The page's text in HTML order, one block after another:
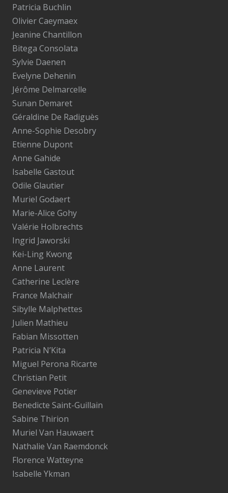
Patricia Buchlin
Olivier Caeymaex
Jeanine Chantillon
Bitega Consolata
Sylvie Daenen
Evelyne Dehenin
Jérôme Delmarcelle
Sunan Demaret
Géraldine De Radiguès
Anne-Sophie Desobry
Etienne Dupont
Anne Gahide
Isabelle Gastout
Odile Glautier
Muriel Godaert
Marie-Alice Gohy
Valérie Holbrechts
Ingrid Jaworski
Kei-Ling Kwong
Anne Laurent
Catherine Leclère
France Malchair
Sibylle Malphettes
Julien Mathieu
Fabian Missotten
Patricia N’Kita
Miguel Perona Ricarte
Christian Petit
Genevieve Potier
Benedicte Saint-Guillain
Sabine Thirion
Muriel Van Hauwaert
Nathalie Van Raemdonck
Florence Watteyne
Isabelle Ykman